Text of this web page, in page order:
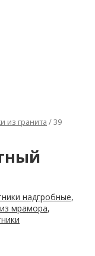
из гранита / 39
надгробные,
мрамора,